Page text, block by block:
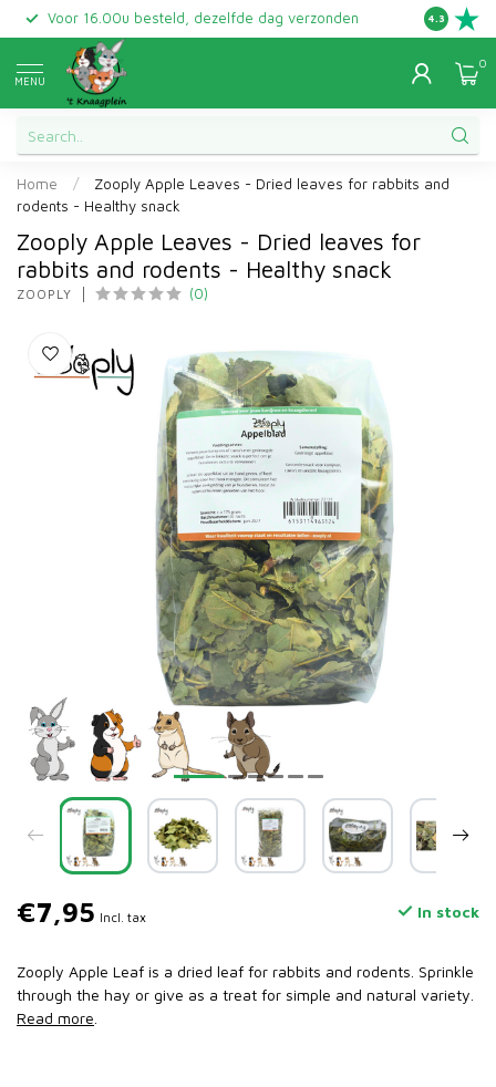
Voor 16.00u besteld, dezelfde dag verzonden Gratis
4.3
MENU
0
Home /
Zooply Apple Leaves - Dried leaves for rabbits and
rodents - Healthy snack
Zooply Apple Leaves - Dried leaves for
rabbits and rodents - Healthy snack
ZOOPLY (0)
€7,95 Incl. tax In stock
Zooply Apple Leaf is a dried leaf for rabbits and rodents. Sprinkle
through the hay or give as a treat for simple and natural variety.
Read more